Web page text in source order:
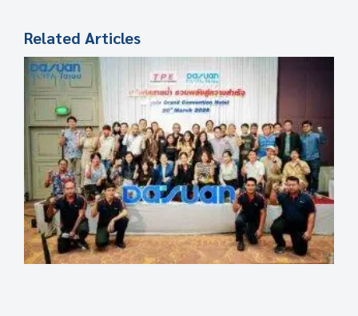
Related Articles